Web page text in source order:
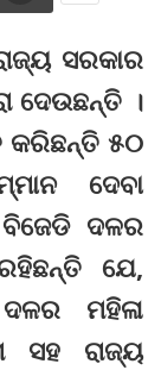
ସରକାର
ଦେଉଛନ୍ତି ।
କରିଛନ୍ତି ୫୦
ଦେବା
ଦଳର
ଯେ,
ମହିଳା
ସହ ରାଜ୍ୟ